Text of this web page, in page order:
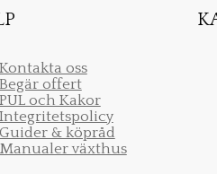
Kontakta oss
Begär offert
PUL och Kakor
Integritetspolicy
Guider & köpråd
Manualer växthus